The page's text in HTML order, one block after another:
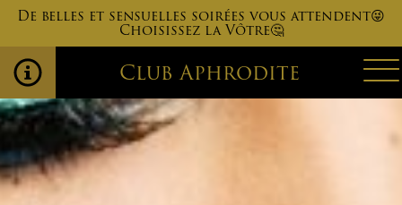
De belles et sensuelles soirées vous attendent😜
Choisissez la Vôtre🤔
Club Aphrodite